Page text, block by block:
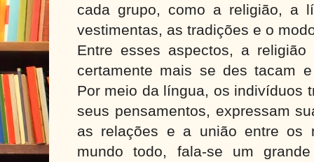
cada grupo, como a religião, a
vestimentas, as tradições e o
Entre esses aspectos, a
certamente mais se des tacam
Por meio da língua, os indivíduos
seus pensamentos, expressam
as relações e a união entre os
mundo todo, fala-se um